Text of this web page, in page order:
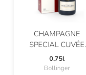
CHAMPAGNE
SPECIAL CUVÉE
BRUT ASTUCCIATO
0,75l
Bollinger